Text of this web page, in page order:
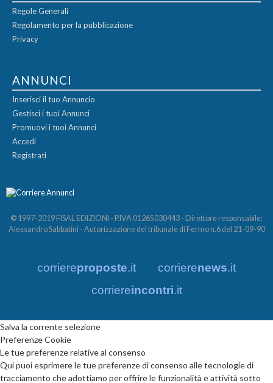
Regole Generali
Regolamento per la pubblicazione
Privacy
ANNUNCI
Inserisci il tuo Annuncio
Gestisci i tuoi Annunci
Promuovi i tuoi Annunci
Accedi
Registrati
© 1997-2019 FISAL EDIZIONI - P.IVA 01265030443 - Direttore responsabile:
Alessandro Sabbatini - Autorizzazione del tribunale di Fermo n.6 del 21-09-90
corriereproposte.it corrierenews.it
corriereincontri.it
Salva la corrente selezione
Preferenze Cookie
Le tue preferenze relative al consenso
Qui puoi esprimere le tue preferenze di consenso alle tecnologie di
tracciamento che adottiamo per offrire le funzionalità e attività sotto